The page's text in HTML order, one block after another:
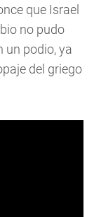
que Israel
no pudo
un podio, ya
del griego